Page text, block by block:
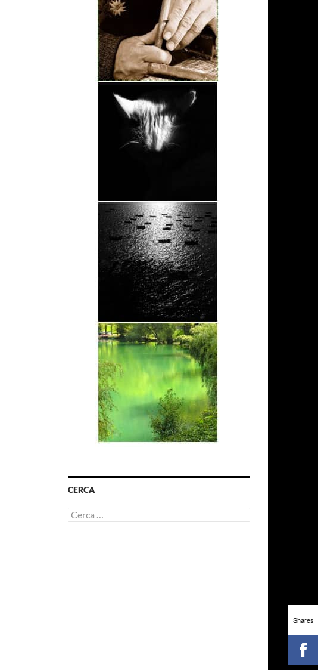
CERCA
Ricerca
per:
Shares